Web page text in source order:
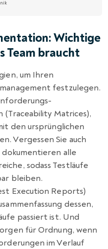
Wichtige
Team braucht
um Ihren
festzulegen.
Matrices),
den ursprünglichen
Vergessen Sie auch
alle
sodass Testläufe
bleiben.
Execution Reports)
dessen,
passiert ist. Und
für Ordnung, wenn
im Verlauf